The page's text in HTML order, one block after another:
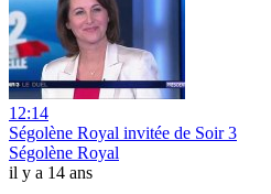
12:14
Ségolène Royal invitée de Soir 3
Ségolène Royal
il y a 14 ans